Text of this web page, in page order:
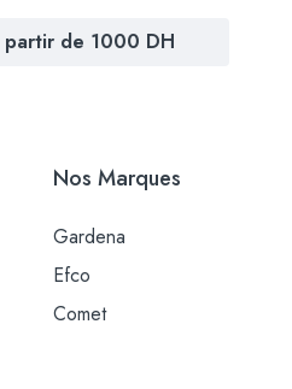
de 1000 DH
Nos Marques
Gardena
Efco
Comet